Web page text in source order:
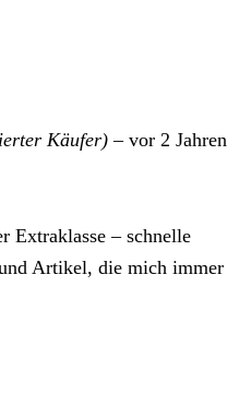
Käufer) – vor 2 Jahren
Extraklasse – schnelle
Artikel, die mich immer